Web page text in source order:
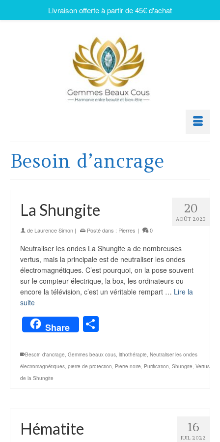
Besoin d’ancrage
20
AOÛT 2023
La Shungite
de Laurence Simon | Posté dans : Pierres | 0
Neutraliser les ondes La Shungite a de nombreuses
vertus, mais la principale est de neutraliser les ondes
électromagnétiques. C’est pourquoi, on la pose souvent
sur le compteur électrique, la box, les ordinateurs ou
encore la télévision, c’est un véritable rempart … Lire la
suite
Share
Besoin d'ancrage, Gemmes beaux cous, lithothérapie, Neutraliser les ondes
électromagnétiques, pierre de protection, Pierre noire, Purification, Shungite, Vertus
de la Shungite
16
JUIL 2022
Hématite
Livraison offerte à partir de 45€ d'achat